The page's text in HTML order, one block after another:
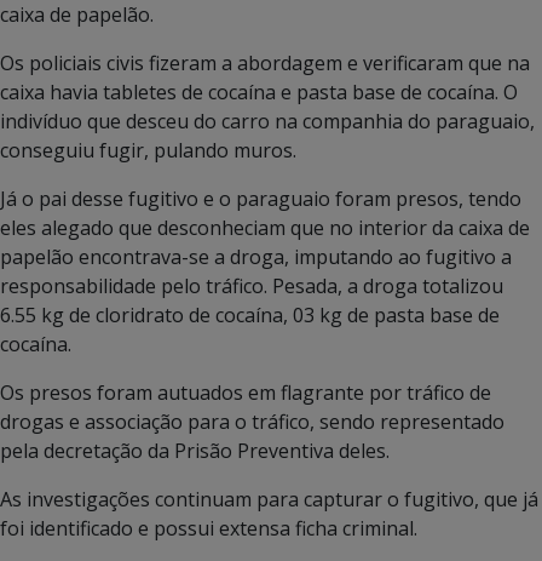
caixa de papelão.
Os policiais civis fizeram a abordagem e verificaram que na
caixa havia tabletes de cocaína e pasta base de cocaína. O
indivíduo que desceu do carro na companhia do paraguaio,
conseguiu fugir, pulando muros.
Já o pai desse fugitivo e o paraguaio foram presos, tendo
eles alegado que desconheciam que no interior da caixa de
papelão encontrava-se a droga, imputando ao fugitivo a
responsabilidade pelo tráfico. Pesada, a droga totalizou
6.55 kg de cloridrato de cocaína, 03 kg de pasta base de
cocaína.
Os presos foram autuados em flagrante por tráfico de
drogas e associação para o tráfico, sendo representado
pela decretação da Prisão Preventiva deles.
As investigações continuam para capturar o fugitivo, que já
foi identificado e possui extensa ficha criminal.